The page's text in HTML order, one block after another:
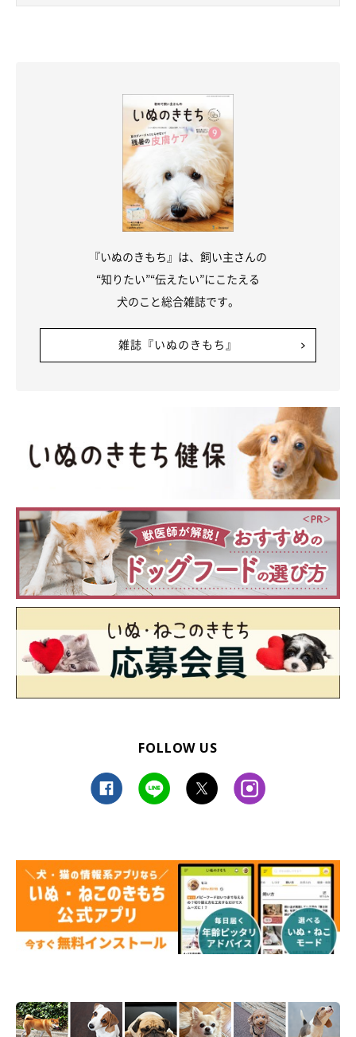
『いぬのきもち』は、飼い主さんの
“知りたい”“伝えたい”にこたえる
犬のこと総合雑誌です。
雑誌『いぬのきもち』
FOLLOW US